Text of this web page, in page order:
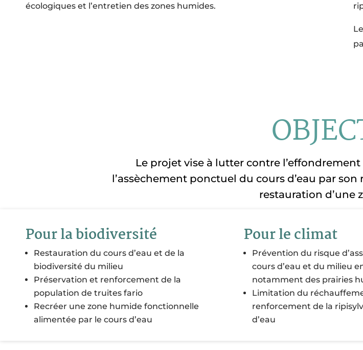
écologiques et l’entretien des zones humides.
Le projet vise à lutter contre
l’assèchement ponctuel du cours d’eau par
restauration d’une
Pour la biodiversité
Restauration du cours d’eau et de la
biodiversité du milieu
Préservation et renforcement de la
population de truites fario
Recréer une zone humide fonctionnelle
alimentée par le cours d’eau
Pour le climat
Prévention du risque
cours d’eau et du milieu
notamment des prairies
Limitation du
renforcement de la
d’eau